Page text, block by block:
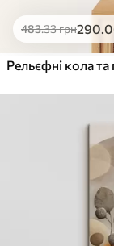
Еко-
.00грн
✓Яскраві,
Поверхня з
Екологічний
483.33грн290